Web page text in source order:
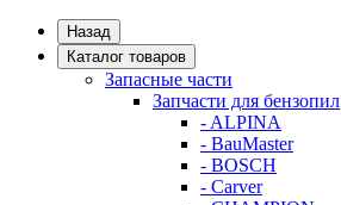
Назад
Каталог товаров
Запасные части
Запчасти для бензопил
- ALPINA
- BauMaster
- BOSCH
- Carver